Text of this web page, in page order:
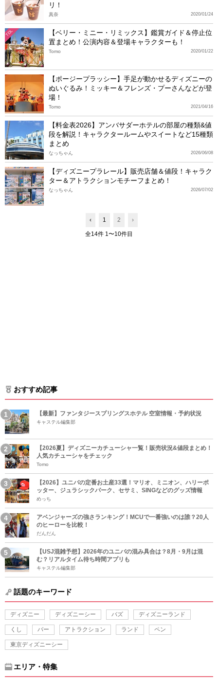
リ！
2020/01/24
真奈
TDL
【ベリー・ミニー・リミックス】鑑賞ガイド＆停止位
置まとめ！公演内容＆登場キャラクターも！
2020/01/22
Tomo
【ポージープラッシー】手足が動かせるディズニーの
ぬいぐるみ！ミッキー＆フレンズ・プーさんなどが登
場！
2021/04/16
Tomo
【料金表2026】アンバサダーホテルの部屋の種類&値
段を解説！キャラクタールームやスイートなど15種類
まとめ
2026/06/08
なっちゃん
【ディズニープラレール】販売店舗＆値段！キャラク
ター＆アトラクションモチーフまとめ！
2026/07/02
なっちゃん
‹ 1 2 ›
全14件 1〜10件目
おすすめ記事
【最新】ファンタジースプリングスホテル 空室情報・予約状況
キャステル編集部
【2026夏】ディズニーカチューシャ一覧！販売状況&値段まとめ！
人気カチューシャをチェック
Tomo
【2026】ユニバの定番お土産33選！マリオ、ミニオン、ハリーポ
ッター、ジュラシックパーク、セサミ、SINGなどのグッズ情報
めっち
アベンジャーズの強さランキング！MCUで一番強いのは誰？20人
のヒーローを比較！
だんだん
【USJ混雑予想】2026年のユニバの混み具合は？8月・9月は混
む？リアルタイム待ち時間アプリも
キャステル編集部
話題のキーワード
ディズニー ディズニーシー バズ ディズニーランド
くし バー アトラクション ランド ペン
東京ディズニーシー
エリア・特集